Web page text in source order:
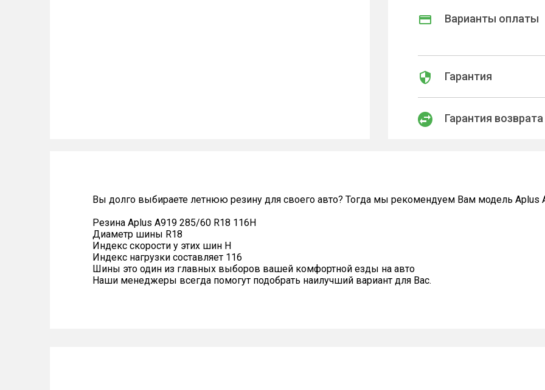
Варианты оплаты
Гарантия
Гарантия возврата
Вы долго выбираете летнюю резину для своего авто? Тогда мы рекомендуем Вам модель Aplus
Резина Aplus A919 285/60 R18 116H
Диаметр шины R18
Индекс скорости у этих шин H
Индекс нагрузки составляет 116
Шины это один из главных выборов вашей комфортной езды на авто
Наши менеджеры всегда помогут подобрать наилучший вариант для Вас.